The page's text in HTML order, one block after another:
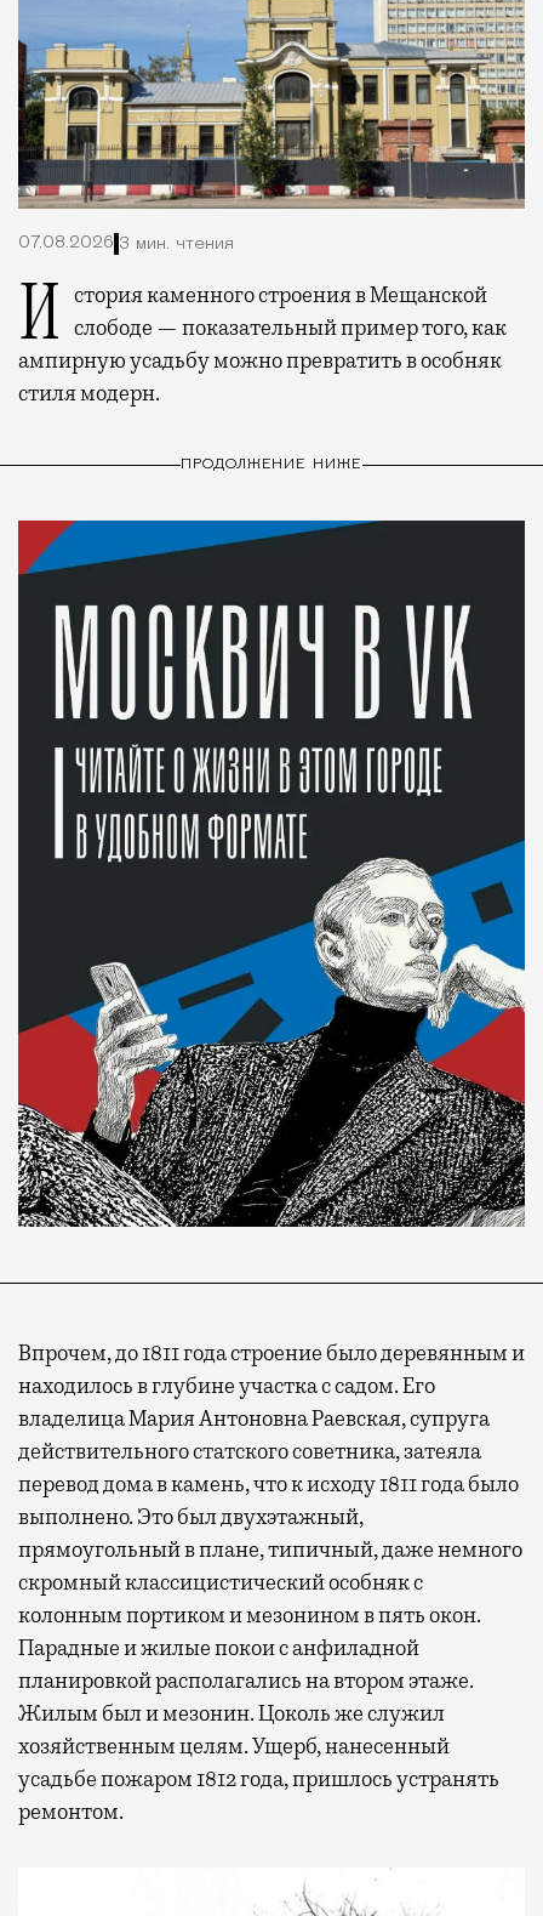
07.08.2026 3 мин. чтения
История каменного строения в Мещанской слободе — показательный пример того, как
ампирную усадьбу можно превратить в особняк
стиля модерн.
ПРОДОЛЖЕНИЕ НИЖЕ
Впрочем, до 1811 года строение было деревянным и
находилось в глубине участка с садом. Его
владелица Мария Антоновна Раевская, супруга
действительного статского советника, затеяла
перевод дома в камень, что к исходу 1811 года было
выполнено. Это был двухэтажный,
прямоугольный в плане, типичный, даже немного
скромный классицистический особняк с
колонным портиком и мезонином в пять окон.
Парадные и жилые покои с анфиладной
планировкой располагались на втором этаже.
Жилым был и мезонин. Цоколь же служил
хозяйственным целям. Ущерб, нанесенный
усадьбе пожаром 1812 года, пришлось устранять
ремонтом.